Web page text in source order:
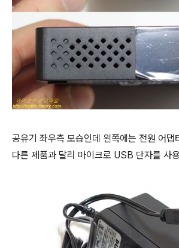
공유기 좌우측 모습인데 왼쪽에는 전원 어댑
다른 제품과 달리 마이크로 USB 단자를 사